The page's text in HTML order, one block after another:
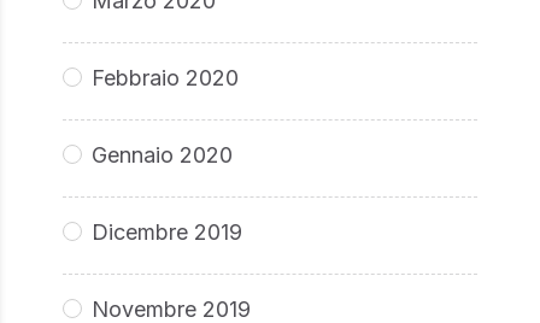
Febbraio 2020
Gennaio 2020
Dicembre 2019
Novembre 2019